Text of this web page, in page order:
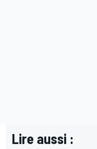
Lire aussi :